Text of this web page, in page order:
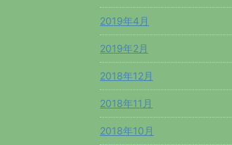
2019年4月
2019年2月
2018年12月
2018年11月
2018年10月